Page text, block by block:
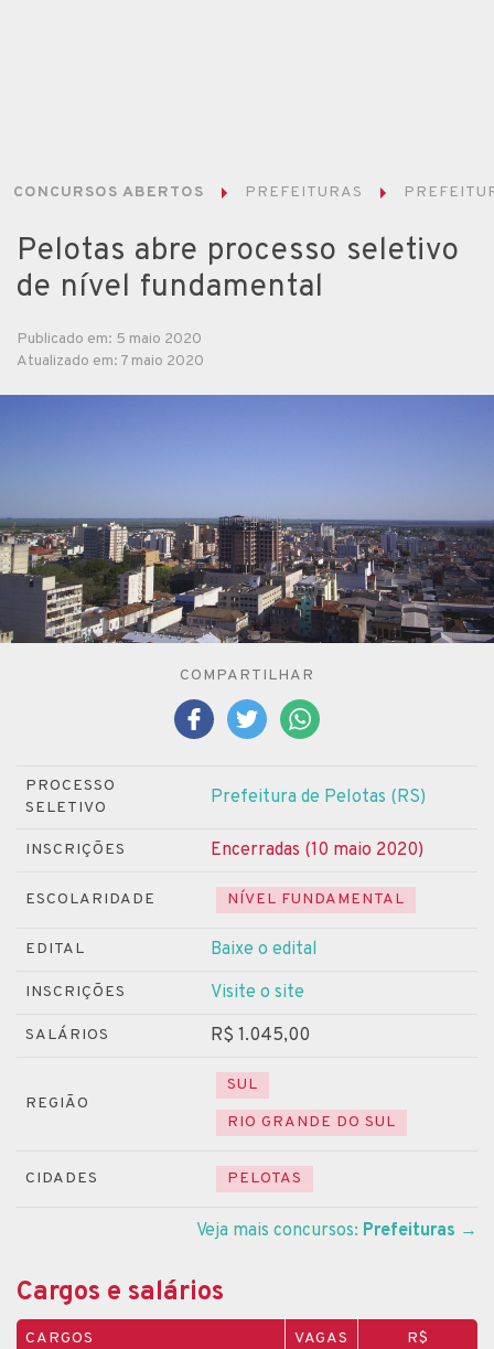
CONCURSOS ABERTOS PREFEITURAS
Pelotas abre processo seletivo
de nível fundamental
Publicado em: 5 maio 2020
Atualizado em: 7 maio 2020
COMPARTILHAR
PROCESSO
SELETIVO
Prefeitura de Pelotas (RS)
INSCRIÇÕES Encerradas (10 maio 2020)
ESCOLARIDADE NÍVEL FUNDAMENTAL
EDITAL Baixe o edital
INSCRIÇÕES Visite o site
SALÁRIOS R$ 1.045,00
REGIÃO
SUL
RIO GRANDE DO SUL
CIDADES PELOTAS
Veja mais concursos: Prefeituras →
Cargos e salários
CARGOS VAGAS R$